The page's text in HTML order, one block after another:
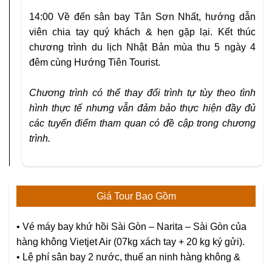
14:00 Về đến sân bay Tân Sơn Nhất, hướng dẫn
viên chia tay quý khách & hẹn gặp lại. Kết thúc
chương trình du lịch Nhật Bản mùa thu 5 ngày 4
đêm cùng Hướng Tiên Tourist.
Chương trình có thể thay đổi trình tự tùy theo tình
hình thực tế nhưng vẫn đảm bảo thực hiện đầy đủ
các tuyến điểm tham quan có đề cập trong chương
trình.
Giá Tour Bao Gồm
• Vé máy bay khứ hồi Sài Gòn – Narita – Sài Gòn của
hàng không Vietjet Air (07kg xách tay + 20 kg ký gửi).
• Lệ phí sân bay 2 nước, thuế an ninh hàng không &